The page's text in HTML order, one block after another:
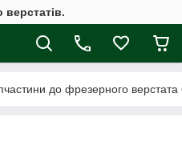
до фрезерного верстата